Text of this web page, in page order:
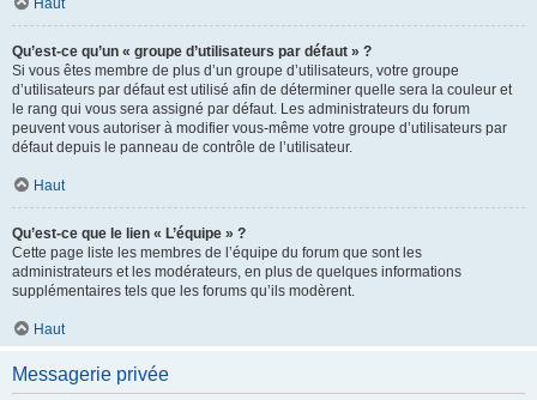
Haut
Qu’est-ce qu’un « groupe d’utilisateurs par défaut » ?
Si vous êtes membre de plus d’un groupe d’utilisateurs, votre groupe
d’utilisateurs par défaut est utilisé afin de déterminer quelle sera la couleur et
le rang qui vous sera assigné par défaut. Les administrateurs du forum
peuvent vous autoriser à modifier vous-même votre groupe d’utilisateurs par
défaut depuis le panneau de contrôle de l’utilisateur.
Haut
Qu’est-ce que le lien « L’équipe » ?
Cette page liste les membres de l’équipe du forum que sont les
administrateurs et les modérateurs, en plus de quelques informations
supplémentaires tels que les forums qu’ils modèrent.
Haut
Messagerie privée